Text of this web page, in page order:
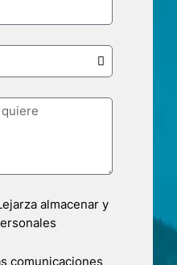
almacenar y
comunicaciones